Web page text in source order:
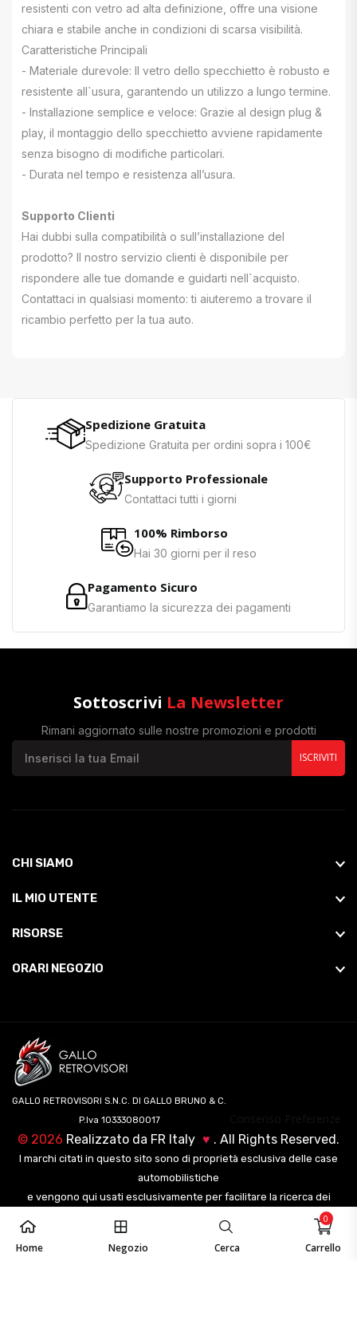
Home Negozio Cerca Carrello
0
resistenti con vetro ad alta definizione, offre una visione
chiara e stabile anche in condizioni di scarsa visibilità.
Caratteristiche Principali
- Materiale durevole: Il vetro dello specchietto è robusto e
resistente all`usura, garantendo un utilizzo a lungo termine.
- Installazione semplice e veloce: Grazie al design plug &
play, il montaggio dello specchietto avviene rapidamente
senza bisogno di modifiche particolari.
- Durata nel tempo e resistenza all’usura.
Supporto Clienti
Hai dubbi sulla compatibilità o sull’installazione del
prodotto? Il nostro servizio clienti è disponibile per
rispondere alle tue domande e guidarti nell`acquisto.
Contattaci in qualsiasi momento: ti aiuteremo a trovare il
ricambio perfetto per la tua auto.
Spedizione Gratuita
Spedizione Gratuita per ordini sopra i 100€
Supporto Professionale
Contattaci tutti i giorni
100% Rimborso
Hai 30 giorni per il reso
Pagamento Sicuro
Garantiamo la sicurezza dei pagamenti
Sottoscrivi La Newsletter
Rimani aggiornato sulle nostre promozioni e prodotti
ISCRIVITI
CHI SIAMO
IL MIO UTENTE
RISORSE
ORARI NEGOZIO
GALLO RETROVISORI S.N.C. DI GALLO BRUNO & C.
P.Iva 10333080017
© 2026 Realizzato da FR Italy ♥ . All Rights Reserved.
I marchi citati in questo sito sono di proprietà esclusiva delle case
automobilistiche
e vengono qui usati esclusivamente per facilitare la ricerca dei